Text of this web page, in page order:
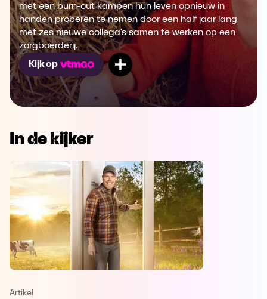
Opera Download
met een burn-out kampen hun leven opnieuw in
handen proberen te nemen door een half jaar lang
met zes nieuwe collega's samen te werken op een
zorgboerderij.
Kijk op
Mijn lijst
In de kijker
Artikel